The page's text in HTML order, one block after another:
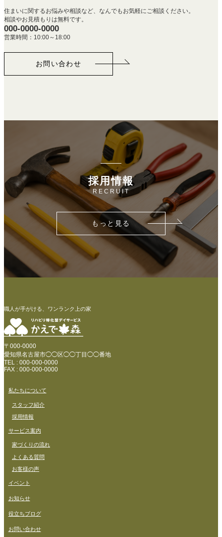
住まいに関するお悩みや相談など、なんでもお気軽にご相談ください。
相談やお見積もりは無料です。
000-0000-0000
営業時間：10:00～18:00
お問い合わせ
採用情報
RECRUIT
もっと見る
職人が手がける、ワンランク上の家
〒000-0000
愛知県名古屋市◯◯区◯◯丁目◯◯番地
TEL : 000-000-0000
FAX : 000-000-0000
私たちについて
スタッフ紹介
採用情報
サービス案内
家づくりの流れ
よくある質問
お客様の声
イベント
お知らせ
役立ちブログ
お問い合わせ